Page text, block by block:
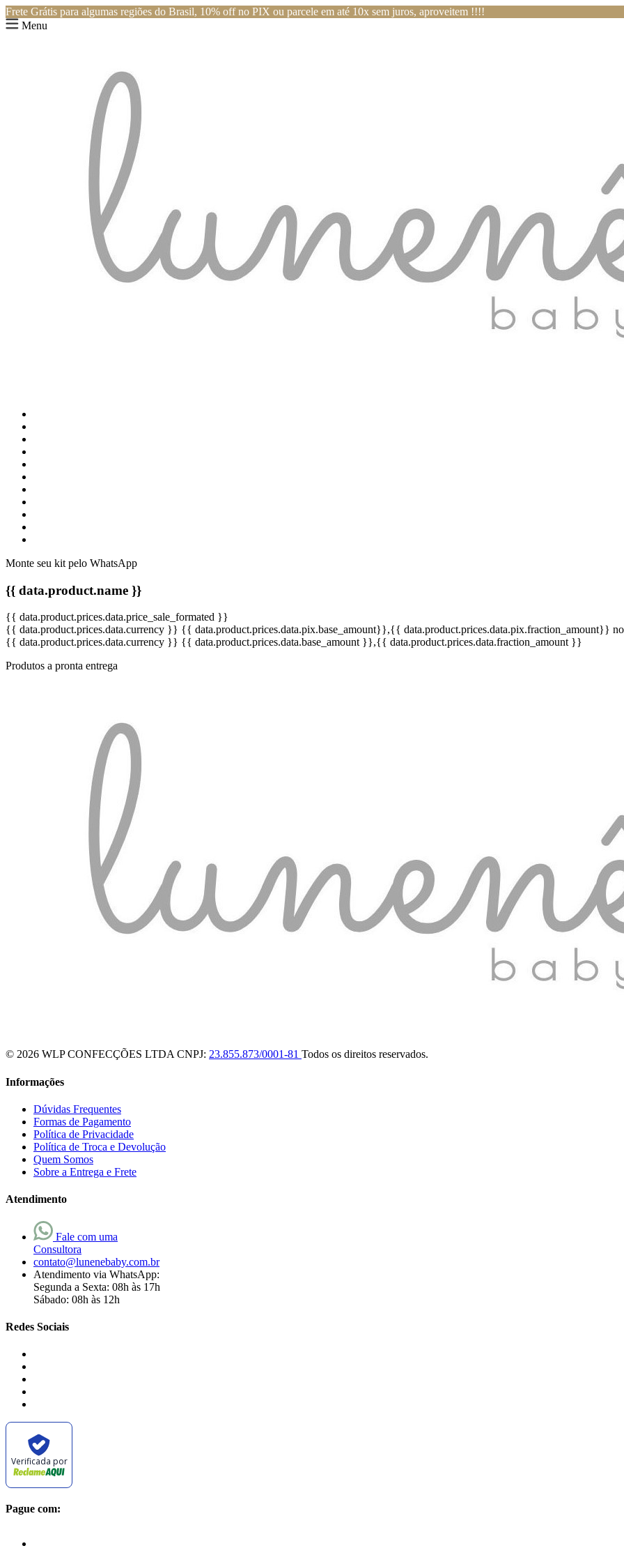
Frete Grátis para algumas regiões do Brasil, 10% off no PIX ou parcele em até 10x sem juros, aproveitem !!!!
Menu
Monte seu kit pelo WhatsApp
{{ data.product.name }}
{{ data.product.prices.data.price_sale_formated }}
{{ data.product.prices.data.currency }} {{ data.product.prices.data.pix.base_amount}},{{ data.product.prices.data.pix.fraction_amount}}
{{ data.product.prices.data.currency }} {{ data.product.prices.data.base_amount }},{{ data.product.prices.data.fraction_amount }}
Produtos a pronta entrega
© 2026 WLP CONFECÇÕES LTDACNPJ: 23.855.873/0001-81 Todos os direitos reservados.
Informações
Dúvidas Frequentes
Formas de Pagamento
Política de Privacidade
Política de Troca e Devolução
Quem Somos
Sobre a Entrega e Frete
Atendimento
Fale com uma
Consultora
contato@lunenebaby.com.br
Atendimento via WhatsApp:
Segunda a Sexta: 08h às 17h
Sábado: 08h às 12h
Redes Sociais
Verificada por
Pague com: